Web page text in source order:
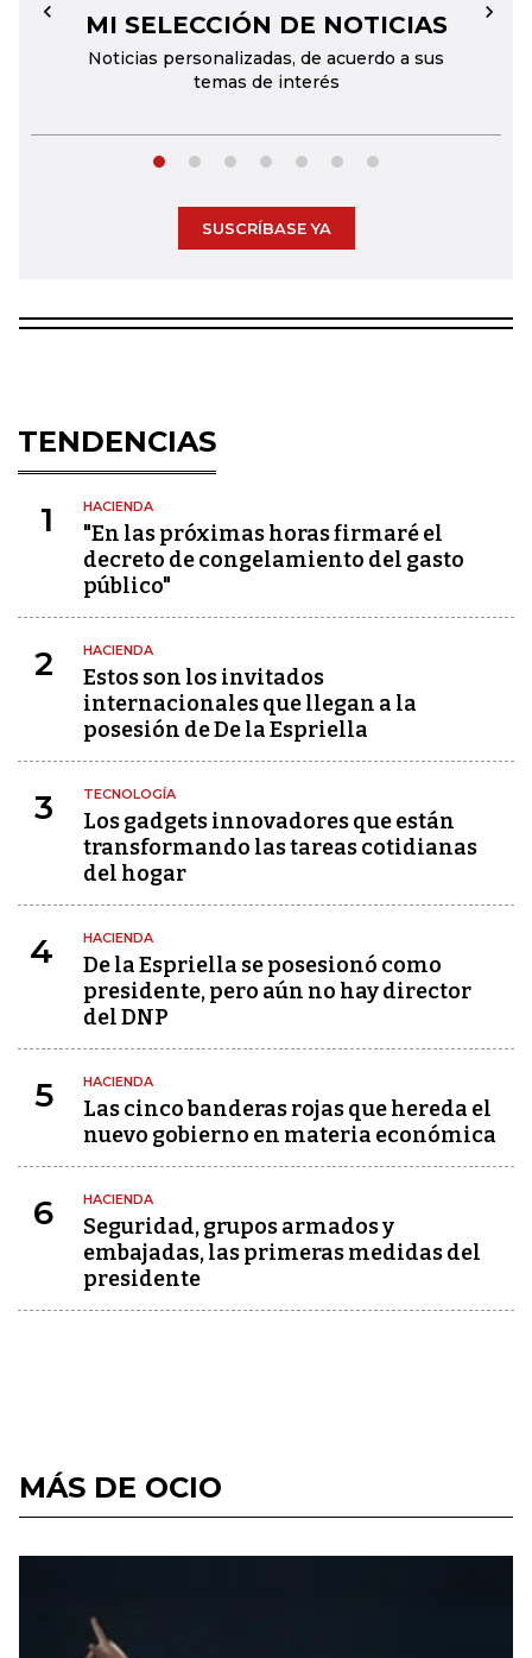
MI SELECCIÓN DE NOTICIAS
Noticias personalizadas, de acuerdo a sus
temas de interés
← →
SUSCRÍBASE YA
TENDENCIAS
1 HACIENDA
"En las próximas horas firmaré el
decreto de congelamiento del gasto
público"
2 HACIENDA
Estos son los invitados
internacionales que llegan a la
posesión de De la Espriella
3 TECNOLOGÍA
Los gadgets innovadores que están
transformando las tareas cotidianas
del hogar
4 HACIENDA
De la Espriella se posesionó como
presidente, pero aún no hay director
del DNP
5 HACIENDA
Las cinco banderas rojas que hereda el
nuevo gobierno en materia económica
6 HACIENDA
Seguridad, grupos armados y
embajadas, las primeras medidas del
presidente
MÁS DE OCIO